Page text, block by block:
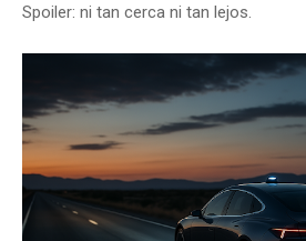
Spoiler: ni tan cerca ni tan lejos.